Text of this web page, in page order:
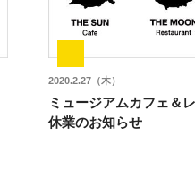
2020.2.27（木）
ミュージアムカフェ＆
休業のお知らせ